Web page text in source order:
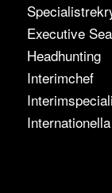
Executive
Headhunting
Interimchef